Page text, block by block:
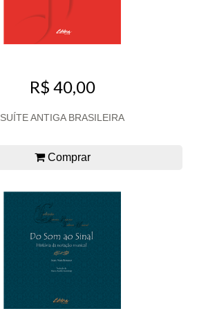
R$ 40,00
SUÍTE ANTIGA BRASILEIRA
Comprar